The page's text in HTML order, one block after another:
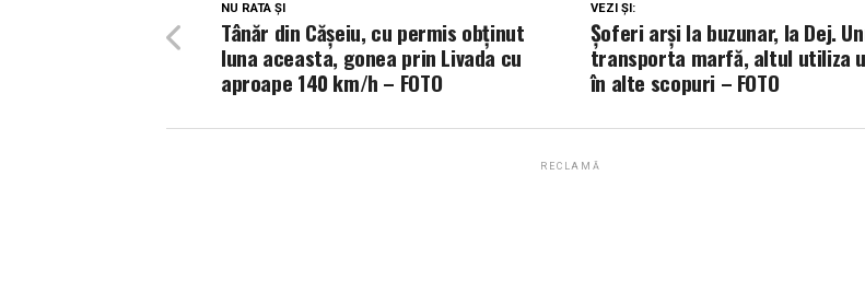
VEZI ȘI:
Șoferi arși la buzunar, la Dej.
transporta marfă, altul utiliza
în alte scopuri – FOTO
NU RATA ȘI
Tânăr din Cășeiu, cu permis obținut
luna aceasta, gonea prin Livada cu
aproape 140 km/h – FOTO
RECLAMĂ